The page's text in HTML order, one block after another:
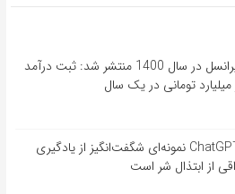
گزارش عملکرد ایرانسل در سال 1400 منتشر شد: ثبت درآمد
نوآم چامسکی: ChatGPT نمونه‌ای شگفت‌انگیز از یادگیری
از ابتذال شر است